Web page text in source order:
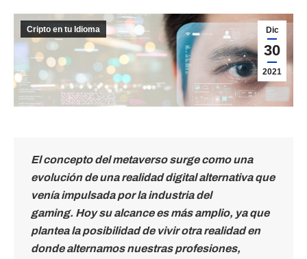
Dic
30
2021
Cripto en tu Idioma
El concepto del metaverso surge como una
evolución de una realidad digital alternativa que
venía impulsada por la industria del
gaming. Hoy su alcance es más amplio, ya que
plantea la posibilidad de vivir otra realidad en
donde alternamos nuestras profesiones,